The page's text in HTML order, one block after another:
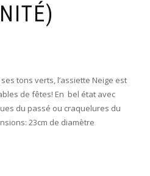
tons verts, l’assiette Neige est
de fêtes! En bel état avec
du passé ou craquelures du
23cm de diamètre